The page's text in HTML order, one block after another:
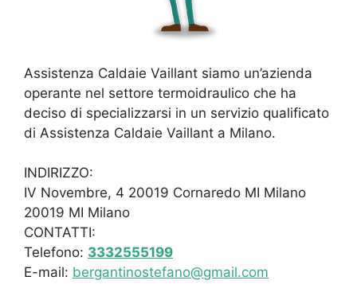
Assistenza Caldaie Vaillant siamo un’azienda
operante nel settore termoidraulico che ha
deciso di specializzarsi in un servizio qualificato
di Assistenza Caldaie Vaillant a Milano.
INDIRIZZO:
IV Novembre, 4 20019 Cornaredo MI Milano
20019 MI Milano
CONTATTI:
Telefono: 3332555199
E-mail: bergantinostefano@gmail.com